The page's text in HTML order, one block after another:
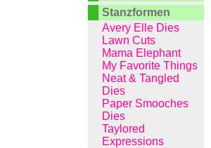
Stanzformen
Avery Elle Dies
Lawn Cuts
Mama Elephant
My Favorite Things
Neat & Tangled
Dies
Paper Smooches
Dies
Taylored
Expressions